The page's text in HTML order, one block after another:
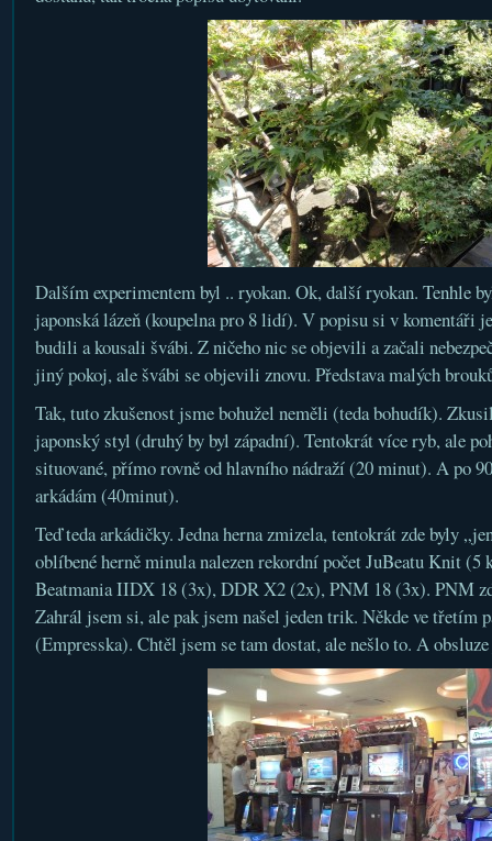
Dalším experimentem byl .. ryokan. Ok, další ryokan. Tenhle
japonská lázeň (koupelna pro 8 lidí). V popisu si v komentáři
budili a kousali švábi. Z ničeho nic se objevili a začali
jiný pokoj, ale švábi se objevili znovu. Představa malých
Tak, tuto zkušenost jsme bohužel neměli (teda bohudík).
japonský styl (druhý by byl západní). Tentokrát více ryb, ale
situované, přímo rovně od hlavního nádraží (20 minut). A po
arkádám (40minut).
Teď teda arkádičky. Jedna herna zmizela, tentokrát zde byly
oblíbené herně minula nalezen rekordní počet JuBeatu Knit (5
Beatmania IIDX 18 (3x), DDR X2 (2x), PNM 18 (3x). PNM
Zahrál jsem si, ale pak jsem našel jeden trik. Někde ve třetím
(Empresska). Chtěl jsem se tam dostat, ale nešlo to. A